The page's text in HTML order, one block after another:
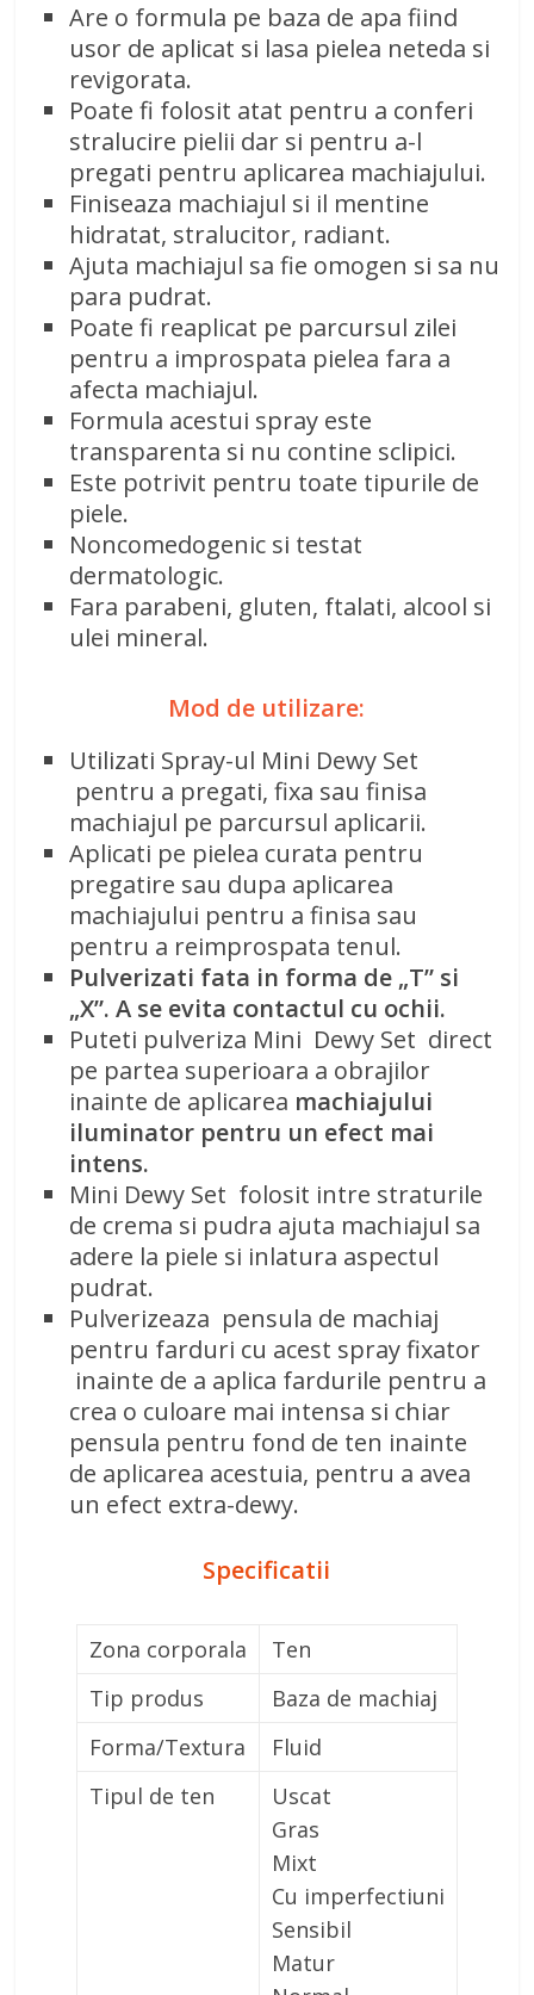
Are o formula pe baza de apa fiind
usor de aplicat si lasa pielea neteda si
revigorata.
Poate fi folosit atat pentru a conferi
stralucire pielii dar si pentru a-l
pregati pentru aplicarea machiajului.
Finiseaza machiajul si il mentine
hidratat, stralucitor, radiant.
Ajuta machiajul sa fie omogen si sa nu
para pudrat.
Poate fi reaplicat pe parcursul zilei
pentru a improspata pielea fara a
afecta machiajul.
Formula acestui spray este
transparenta si nu contine sclipici.
Este potrivit pentru toate tipurile de
piele.
Noncomedogenic si testat
dermatologic.
Fara parabeni, gluten, ftalati, alcool si
ulei mineral.
Mod de utilizare:
Utilizati Spray-ul Mini Dewy Set
pentru a pregati, fixa sau finisa
machiajul pe parcursul aplicarii.
Aplicati pe pielea curata pentru
pregatire sau dupa aplicarea
machiajului pentru a finisa sau
pentru a reimprospata tenul.
Pulverizati fata in forma de „T” si
„X”. A se evita contactul cu ochii.
Puteti pulveriza Mini Dewy Set direct
pe partea superioara a obrajilor
inainte de aplicarea machiajului
iluminator pentru un efect mai
intens.
Mini Dewy Set folosit intre straturile
de crema si pudra ajuta machiajul sa
adere la piele si inlatura aspectul
pudrat.
Pulverizeaza pensula de machiaj
pentru farduri cu acest spray fixator
inainte de a aplica fardurile pentru a
crea o culoare mai intensa si chiar
pensula pentru fond de ten inainte
de aplicarea acestuia, pentru a avea
un efect extra-dewy.
Specificatii
Zona corporala
Ten
Tip produs
Baza de machiaj
Forma/Textura
Fluid
Tipul de ten
Uscat
Gras
Mixt
Cu imperfectiuni
Sensibil
Matur